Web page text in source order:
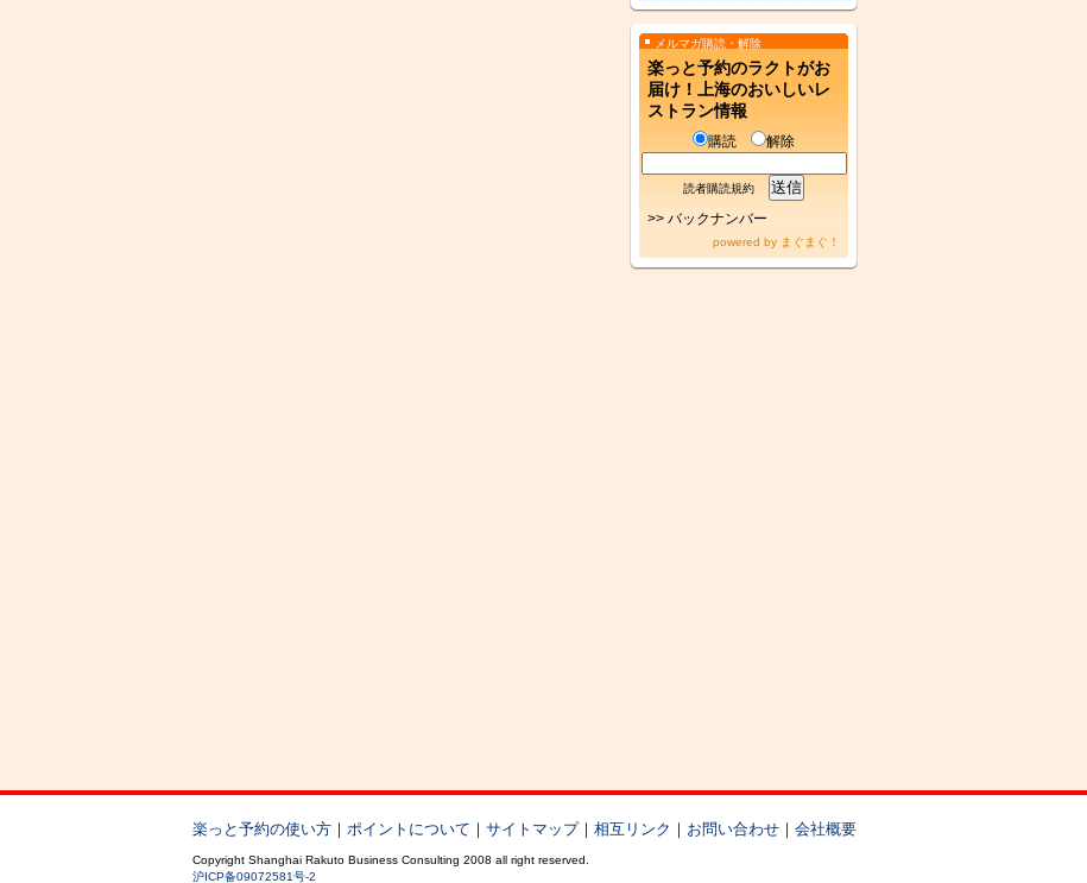
メルマガ購読・解除
楽っと予約のラクトがお
届け！上海のおいしいレ
ストラン情報
購読 解除
読者購読規約
>> バックナンバー
powered by まぐまぐ！
楽っと予約の使い方 ｜ ポイントについて ｜ サイトマップ｜ 相互リンク ｜ お問い合わせ ｜ 会社概要
Copyright Shanghai Rakuto Business Consulting 2008 all right reserved.
沪ICP备09072581号-2